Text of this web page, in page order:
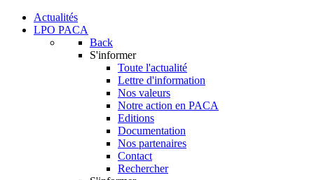
Actualités
LPO PACA
Back
S'informer
Toute l'actualité
Lettre d'information
Nos valeurs
Notre action en PACA
Editions
Documentation
Nos partenaires
Contact
Rechercher